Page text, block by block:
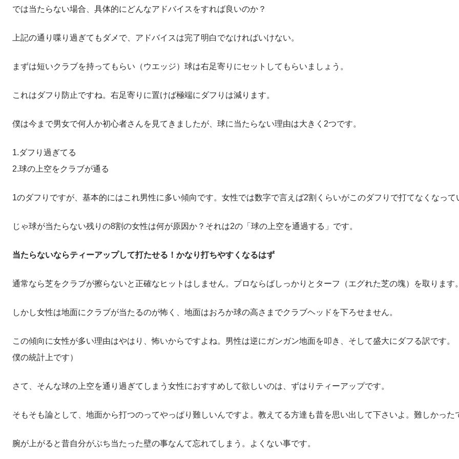
では当たらない場合、具体的にどんなアドバイスをすれば良いのか？
上記の通り喋り過ぎてもダメで、アドバイスは完了明白でなければいけない。
まずは短いクラブを持ってもらい（ウエッジ）球は右足寄りにセットしてもらいましょう。
これはダフり防止ですね。右足寄りに置けば極端にダフりは減ります。
僕は今まで男女で何人か初心者さんを見てきましたが、球に当たらない理由は大きく2つです。
1.ダフり過ぎてる
2.球の上空をクラブが通る
1のダフりですが、基本的にはこれ男性に多い傾向です。女性では数字で言えば2割くらいがこのダフりで打てなくなって
じゃ球が当たらない残りの8割の女性は何が原因か？それは2の「球の上空を通過する」です。
当たらないならティーアップして打たせる！かなり打ちやすくなるはず
通常なら芝をクラブが擦らないと正確なヒットはしません。プロならばしっかりとターフ（エグれた芝の塊）を取ります
しかし女性は地面にクラブが当たるのが怖く、地面はおろか球の高さまでクラブヘッドを下ろせません。
この傾向に女性が多い理由はやはり、怖いからですよね。男性は逆にガンガン地面を叩き、そして盛大にダフる訳です。
僕の統計上です）
さて、そんな球の上空を通り過ぎてしまう女性におすすめして欲しいのは、ずはりティーアップです。
そもそも論として、地面から打つのってやっぱり難しいんですよ。教えてる方達も昔を思い出して下さいよ。難しかった
腕が上がると昔自分がぶち当たった壁の事なんて忘れてしまう。よくない事です。